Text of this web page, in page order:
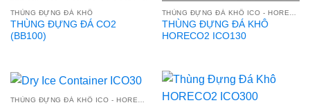
THÙNG ĐỰNG ĐÁ KHÔ
THÙNG ĐỰNG ĐÁ CO2
(BB100)
THÙNG ĐỰNG ĐÁ KHÔ
HORECO2 ICO130
THÙNG ĐỰNG ĐÁ KHÔ ICO - HORECO2